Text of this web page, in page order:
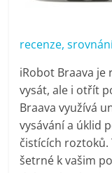
recenze,
iRobot Braava
vysát, ale i otřít
Braava využívá
vysávání a úklid
čistících
šetrné k vašim